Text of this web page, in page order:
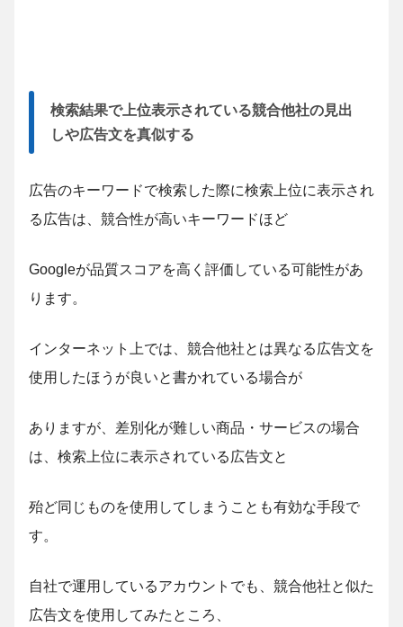
検索結果で上位表示されている競合他社の見出
しや広告文を真似する
広告のキーワードで検索した際に検索上位に表示され
る広告は、競合性が高いキーワードほど
Googleが品質スコアを高く評価している可能性があ
ります。
インターネット上では、競合他社とは異なる広告文を
使用したほうが良いと書かれている場合が
ありますが、差別化が難しい商品・サービスの場合
は、検索上位に表示されている広告文と
殆ど同じものを使用してしまうことも有効な手段で
す。
自社で運用しているアカウントでも、競合他社と似た
広告文を使用してみたところ、